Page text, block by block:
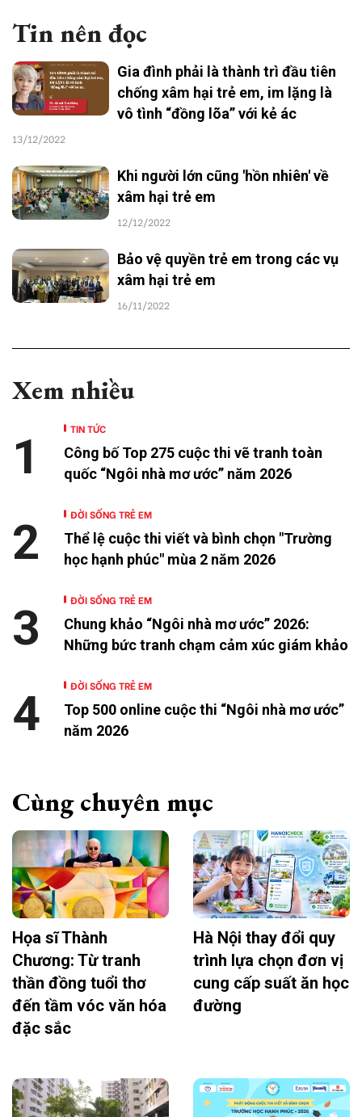
Tin nên đọc
Gia đình phải là thành trì đầu tiên
chống xâm hại trẻ em, im lặng là
vô tình “đồng lõa” với kẻ ác
13/12/2022
Khi người lớn cũng 'hồn nhiên' về
xâm hại trẻ em
12/12/2022
Bảo vệ quyền trẻ em trong các vụ
xâm hại trẻ em
16/11/2022
Xem nhiều
TIN TỨC
Công bố Top 275 cuộc thi vẽ tranh toàn
quốc “Ngôi nhà mơ ước” năm 2026
1
ĐỜI SỐNG TRẺ EM
Thể lệ cuộc thi viết và bình chọn "Trường
học hạnh phúc" mùa 2 năm 2026
2
ĐỜI SỐNG TRẺ EM
Chung khảo “Ngôi nhà mơ ước” 2026:
Những bức tranh chạm cảm xúc giám khảo
3
ĐỜI SỐNG TRẺ EM
Top 500 online cuộc thi “Ngôi nhà mơ ước”
năm 2026
4
Cùng chuyên mục
Họa sĩ Thành
Chương: Từ tranh
thần đồng tuổi thơ
đến tầm vóc văn hóa
đặc sắc
Hà Nội thay đổi quy
trình lựa chọn đơn vị
cung cấp suất ăn học
đường